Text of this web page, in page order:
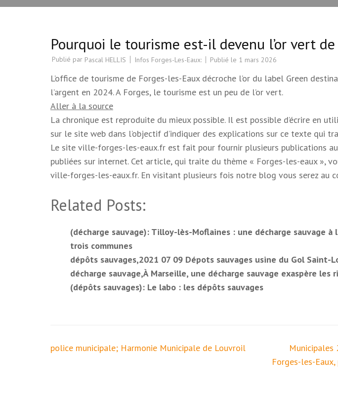
Pourquoi le tourisme est-il devenu l’or vert
Publié par Pascal HELLIS Infos Forges-Les-Eaux: Publié le 1 mars 2026
L’office de tourisme de Forges-les-Eaux décroche l’or du label Green
l’argent en 2024. A Forges, le tourisme est un peu de l’or vert.
Aller à la source
La chronique est reproduite du mieux possible. Il est possible d’écrire en
sur le site web dans l’objectif d’indiquer des explications sur ce texte qui
Le site ville-forges-les-eaux.fr est fait pour fournir plusieurs publications
publiées sur internet. Cet article, qui traite du thème « Forges-les-eaux »,
ville-forges-les-eaux.fr. En visitant plusieurs fois notre blog vous serez au
Related Posts:
(décharge sauvage): Tilloy-lès-Moflaines : une décharge sauvage à
trois communes
dépôts sauvages,2021 07 09 Dépots sauvages usine du Gol Saint-
décharge sauvage,À Marseille, une décharge sauvage exaspère les
(dépôts sauvages): Le labo : les dépôts sauvages
Navigation
police municipale; Harmonie Municipale de Louvroil
Municipales
Forges-les-